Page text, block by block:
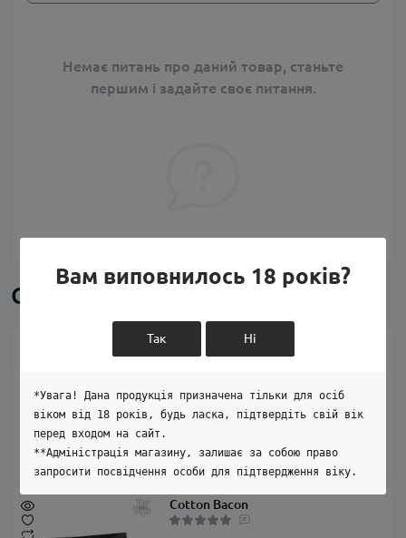
Немає питань про даний товар, станьте
першим і задайте своє питання.
Схожі товари
COTN Threads
270.00 грн
Cotton Bacon
Вам виповнилось 18 років?
Так Ні
*Увага! Дана продукція призначена тільки для осіб
віком від 18 років, будь ласка, підтвердіть свій вік
перед входом на сайт.
**Адміністрація магазину, залишає за собою право
запросити посвідчення особи для підтвердження віку.